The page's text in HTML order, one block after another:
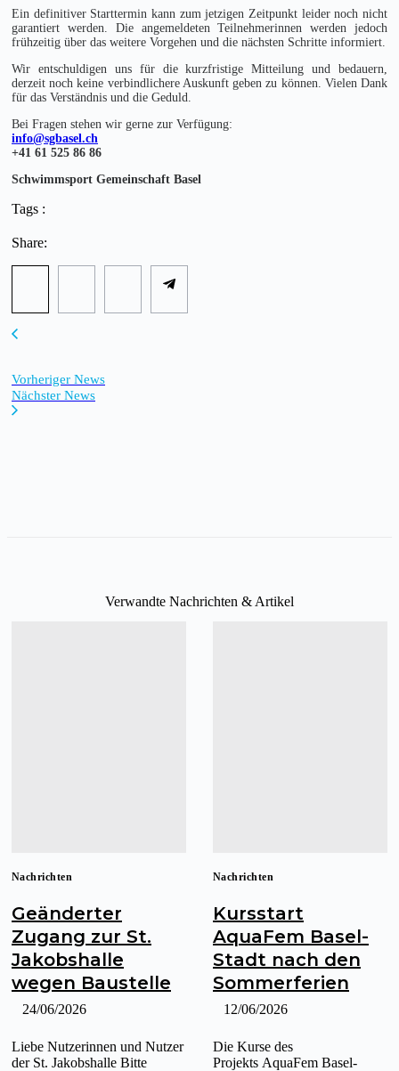
Ein definitiver Starttermin kann zum jetzigen Zeitpunkt leider noch nicht
garantiert werden. Die angemeldeten Teilnehmerinnen werden jedoch
frühzeitig über das weitere Vorgehen und die nächsten Schritte informiert.
Wir entschuldigen uns für die kurzfristige Mitteilung und bedauern,
derzeit noch keine verbindlichere Auskunft geben zu können. Vielen Dank
für das Verständnis und die Geduld.
Bei Fragen stehen wir gerne zur Verfügung:
info@sgbasel.ch
+41 61 525 86 86
Schwimmsport Gemeinschaft Basel
Tags :
Share:
Vorheriger News
Nächster News
Verwandte Nachrichten & Artikel
Nachrichten
Geänderter
Zugang zur St.
Jakobshalle
wegen Baustelle
24/06/2026
Liebe Nutzerinnen und Nutzer
der St. Jakobshalle Bitte
Nachrichten
Kursstart
AquaFem Basel-
Stadt nach den
Sommerferien
12/06/2026
Die Kurse des
Projekts AquaFem Basel-